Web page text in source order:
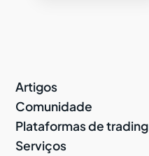
Artigos
Comunidade
Plataformas de trading
Serviços